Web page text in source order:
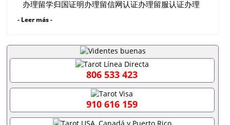
办理留学归国证明办理留信网认证办理留服认证办理
理美国文凭办理澳洲文凭办理英国文凭办理加拿大文
绩单+留学回国人员证明+教育部认证,录取通知书，
雅思。（全套留学回国必备证明材料，给父母及亲朋
好友一份完美交代）； 2、雅思、托福，OFFER，在
读证明，学生卡等留学相关材料（申请学校、转学，
甚至是申请工签都可以用到）。 注：上述材料，随时
都可以安排办理，毕业证成绩单，学校，专业，学
位，毕业时间都可以根据客户要求安排。 国内找工作
假的毕业证可以用吗551190476假的毕业证成绩单可
以办学历认证吗551190476要定居国外需要办理什么
- Leer más -
806 533 423
910 616 159